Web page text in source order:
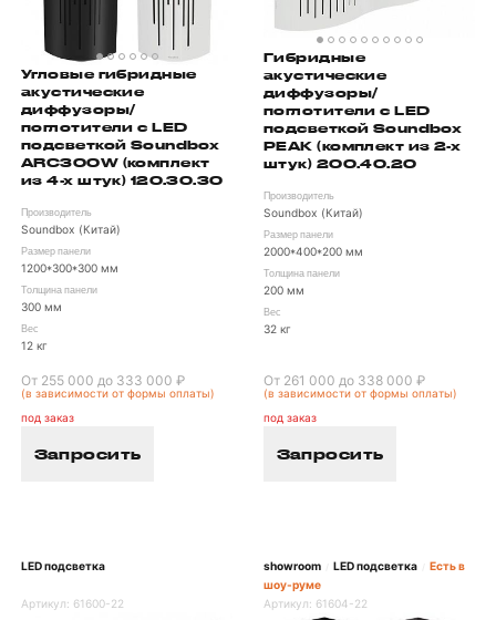
Угловые гибридные
акустические
диффузоры/
поглотители с LED
подсветкой Soundbox
ARC300W (комплект
из 4-х штук) 120.30.30
Производитель
Soundbox (Китай)
Размер панели
1200*300*300 мм
Толщина панели
300 мм
Вес
12 кг
От 255 000 до 333 000 ₽
(в зависимости от формы оплаты)
под заказ
Запросить
Гибридные
акустические
диффузоры/
поглотители с LED
подсветкой Soundbox
PEAK (комплект из 2-х
штук) 200.40.20
Производитель
Soundbox (Китай)
Размер панели
2000*400*200 мм
Толщина панели
200 мм
Вес
32 кг
От 261 000 до 338 000 ₽
(в зависимости от формы оплаты)
под заказ
Запросить
LED подсветка
Артикул: 61600-22
showroom LED подсветка
Есть в
шоу-руме
Артикул: 61604-22